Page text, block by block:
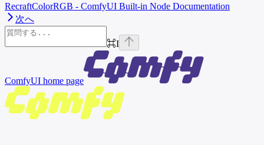
RecraftColorRGB - ComfyUI Built-in Node Documentation
次へ
⌘I
ComfyUI home page